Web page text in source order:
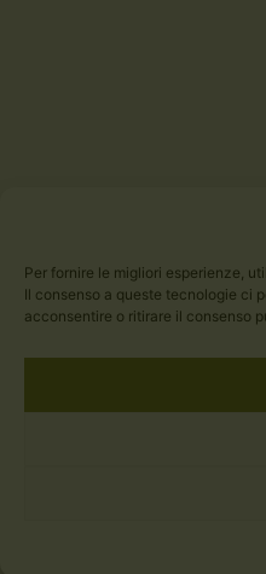
Per fornire le migliori esperienze,
Il consenso a queste tecnologie ci
acconsentire o ritirare il consenso